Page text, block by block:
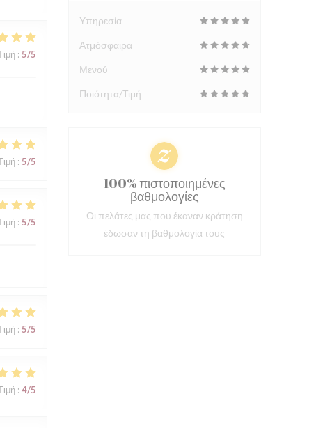
: 5/5
: 5/5
: 5/5
: 5/5
: 4/5
Υπηρεσία
Ατμόσφαιρα
Μενού
Ποιότητα/Τιμή
100% πιστοποιημένες
βαθμολογίες
Οι πελάτες μας που έκαναν κράτηση
έδωσαν τη βαθμολογία τους